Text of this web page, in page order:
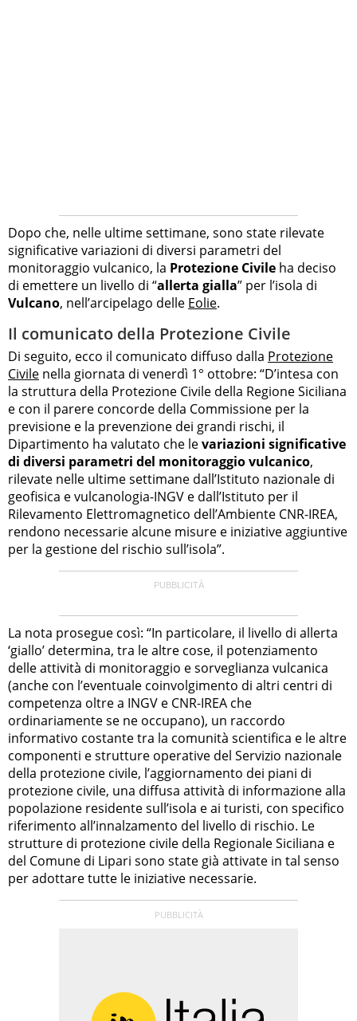
Dopo che, nelle ultime settimane, sono state rilevate
significative variazioni di diversi parametri del
monitoraggio vulcanico, la Protezione Civile ha deciso
di emettere un livello di “allerta gialla” per l’isola di
Vulcano, nell’arcipelago delle Eolie.
Il comunicato della Protezione Civile
Di seguito, ecco il comunicato diffuso dalla Protezione
Civile nella giornata di venerdì 1° ottobre: “D’intesa con
la struttura della Protezione Civile della Regione Siciliana
e con il parere concorde della Commissione per la
previsione e la prevenzione dei grandi rischi, il
Dipartimento ha valutato che levariazioni significative
di diversi parametri del monitoraggio vulcanico,
rilevate nelle ultime settimane dall’Istituto nazionale di
geofisica e vulcanologia-INGV e dall’Istituto per il
Rilevamento Elettromagnetico dell’Ambiente CNR-IREA,
rendono necessarie alcune misure e iniziative aggiuntive
per la gestione del rischio sull’isola”.
La nota prosegue così: “In particolare, il livello di allerta
‘giallo’ determina, tra le altre cose, il potenziamento
delle attività di monitoraggio e sorveglianza vulcanica
(anche con l’eventuale coinvolgimento di altri centri di
competenza oltre a INGV e CNR-IREA che
ordinariamente se ne occupano), un raccordo
informativo costante tra la comunità scientifica e le altre
componenti e strutture operative del Servizio nazionale
della protezione civile, l’aggiornamento dei piani di
protezione civile, una diffusa attività di informazione alla
popolazione residente sull’isola e ai turisti, con specifico
riferimento all’innalzamento del livello di rischio. Le
strutture di protezione civile della Regionale Siciliana e
del Comune di Lipari sono state già attivate in tal senso
per adottare tutte le iniziative necessarie.